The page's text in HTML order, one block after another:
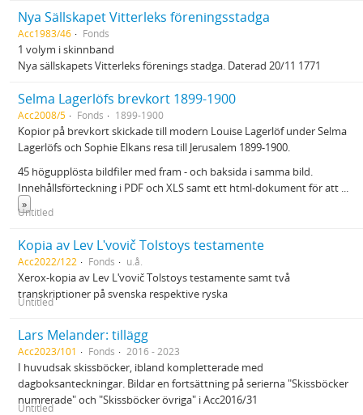
Nya Sällskapet Vitterleks föreningsstadga
Acc1983/46 Fonds
1 volym i skinnband
Nya sällskapets Vitterleks förenings stadga. Daterad 20/11 1771
Selma Lagerlöfs brevkort 1899-1900
Acc2008/5 Fonds 1899-1900
Kopior på brevkort skickade till modern Louise Lagerlöf under Selma
Lagerlöfs och Sophie Elkans resa till Jerusalem 1899-1900.
45 högupplösta bildfiler med fram - och baksida i samma bild.
Innehållsförteckning i PDF och XLS samt ett html-dokument för att ...
»
Untitled
Kopia av Lev Lʹvovič Tolstoys testamente
Acc2022/122 Fonds u.å.
Xerox-kopia av Lev Lʹvovič Tolstoys testamente samt två
transkriptioner på svenska respektive ryska
Untitled
Lars Melander: tillägg
Acc2023/101 Fonds 2016 - 2023
I huvudsak skissböcker, ibland kompletterade med
dagboksanteckningar. Bildar en fortsättning på serierna "Skissböcker
numrerade" och "Skissböcker övriga" i Acc2016/31
Untitled